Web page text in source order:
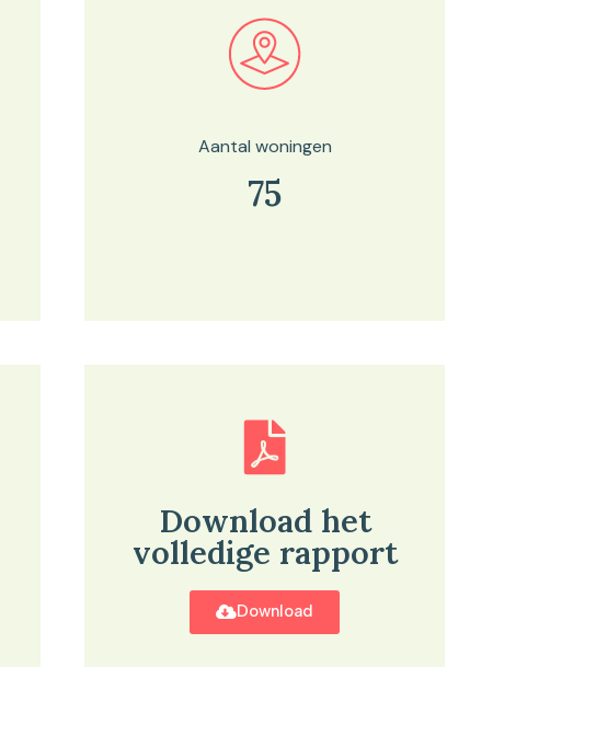
Bekijk in onze kaartviewer
Aantal woningen
75
Download het
volledige rapport
Download